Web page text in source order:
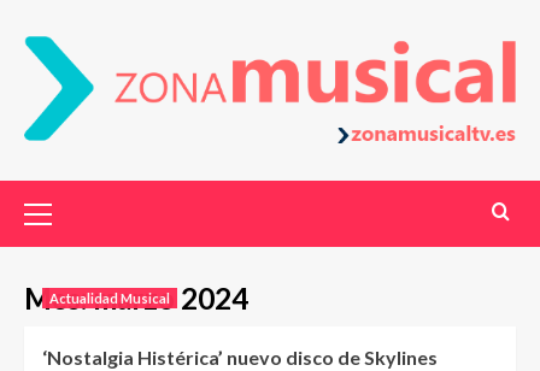
Mes:marzo 2024
Actualidad Musical
‘Nostalgia Histérica’ nuevo disco de Skylines